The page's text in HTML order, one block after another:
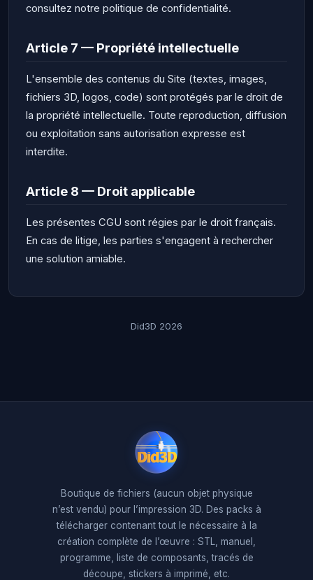
consultez notre politique de confidentialité.
Article 7 — Propriété intellectuelle
L'ensemble des contenus du Site (textes, images,
fichiers 3D, logos, code) sont protégés par le droit de
la propriété intellectuelle. Toute reproduction, diffusion
ou exploitation sans autorisation expresse est
interdite.
Article 8 — Droit applicable
Les présentes CGU sont régies par le droit français.
En cas de litige, les parties s'engagent à rechercher
une solution amiable.
Did3D 2026
Boutique de fichiers (aucun objet physique
n’est vendu) pour l’impression 3D. Des packs à
télécharger contenant tout le nécessaire à la
création complète de l’œuvre : STL, manuel,
programme, liste de composants, tracés de
découpe, stickers à imprimé, etc.